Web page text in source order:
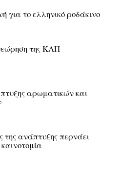
για το ελληνικό ροδάκινο
της ΚΑΠ
αρωματικών και
ανάπτυξης περνάει